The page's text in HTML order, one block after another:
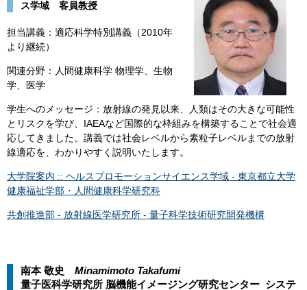
ス学域 客員教授
担当講義：適応科学特別講義（2010年
より継続）
関連分野：人間健康科学 物理学、生物
学、医学
学生へのメッセージ：放射線の発見以来、人類はその大きな可能性
とリスクを学び、IAEAなど国際的な枠組みを構築することで社会適
応してきました。講義では社会レベルから素粒子レベルまでの放射
線適応を、わかりやすく説明いたします。
大学院案内 :: ヘルスプロモーションサイエンス学域 - 東京都立大学
健康福祉学部・人間健康科学研究科
共創推進部 - 放射線医学研究所 - 量子科学技術研究開発機構
南本 敬史 Minamimoto Takafumi​​
量子医科学研究所 脳機能イメージング研究センター システ